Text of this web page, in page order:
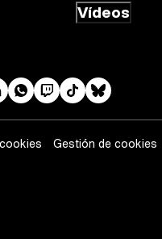
Vídeos
Gestión de cookies